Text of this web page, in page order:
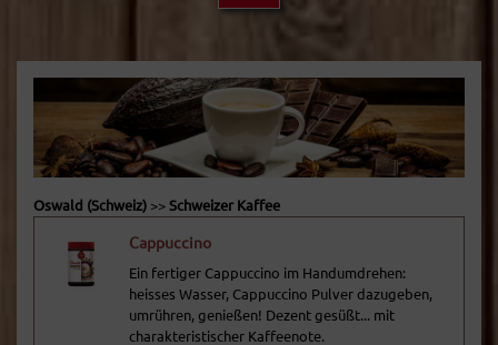
Oswald (Schweiz) >> Schweizer Kaffee
Cappuccino
Ein fertiger Cappuccino im Handumdrehen:
heisses Wasser, Cappuccino Pulver dazugeben,
umrühren, genießen! Dezent gesüßt... mit
charakteristischer Kaffeenote.